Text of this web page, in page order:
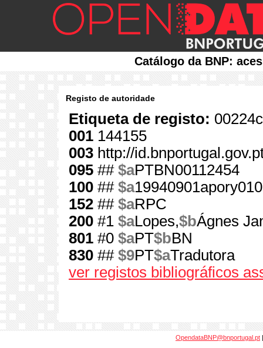
Catálogo da BNP:
Registo de autoridade
Etiqueta de registo:
001 144155
003 http://
095 ## $aPTBN00112454
100 ## $a
152 ## $aRPC
200 #1 $aLopes,$bÁgnes
801 #0 $aPT$bBN
830 ## $9PT$aTradutora
ver registos bibliográficos
OpendataBNP@bnportugal.pt